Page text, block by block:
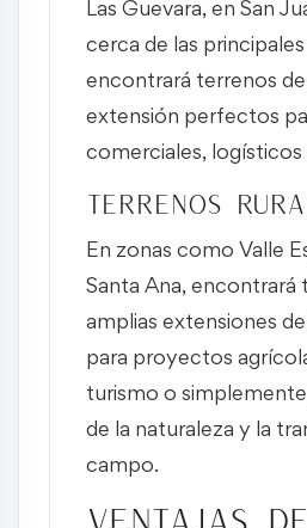
Las Guevara, en San
cerca de las principales
encontrará terrenos de
extensión perfectos
comerciales, logísticos
Terrenos
En zonas como Valle
Santa Ana, encontrará
amplias extensiones
para proyectos
turismo o
de la naturaleza y la
campo.
Ventajas de